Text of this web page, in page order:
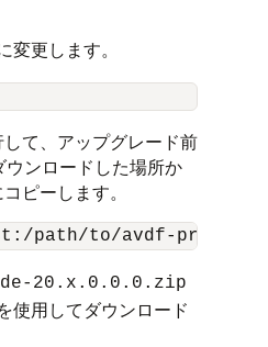
変更します。
て、アップグレード前
ウンロードした場所か
ピーします。
path/to/avdf-pre-
20.x.0.0.0.zip
使用してダウンロード